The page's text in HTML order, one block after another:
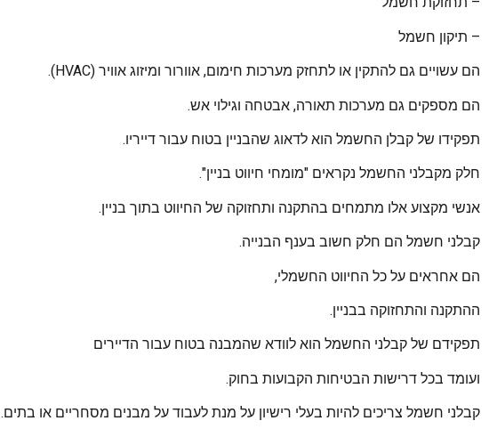
– תיקון חשמל
הם עשויים גם להתקין או לתחזק מערכות חימום, אוורור ומיזוג אוויר (HVAC).
הם מספקים גם מערכות תאורה, אבטחה וגילוי אש.
תפקידו של קבלן החשמל הוא לדאוג שהבניין בטוח עבור דייריו.
חלק מקבלני החשמל נקראים "מומחי חיווט בניין".
אנשי מקצוע אלו מתמחים בהתקנה ותחזוקה של החיווט בתוך בניין.
קבלני חשמל הם חלק חשוב בענף הבנייה.
הם אחראים על כל החיווט החשמלי,
ההתקנה והתחזוקה בבניין.
תפקידם של קבלני החשמל הוא לוודא שהמבנה בטוח עבור הדיירים
ועומד בכל דרישות הבטיחות הקבועות בחוק.
קבלני חשמל צריכים להיות בעלי רישיון על מנת לעבוד על מבנים מסחריים או בתים.